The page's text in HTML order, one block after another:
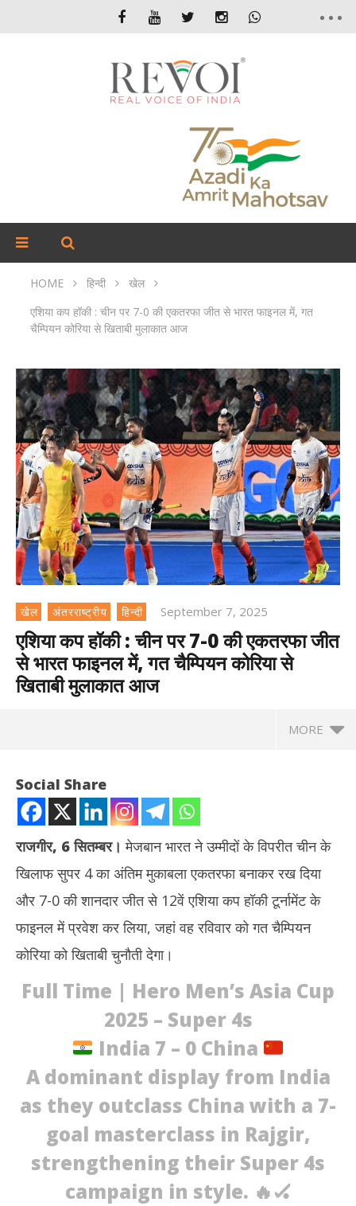
HOME हिन्दी
खेल
एशिया कप हॉकी : चीन पर 7-0 की एकतरफा जीत से भारत फाइनल में, गत
चैम्पियन कोरिया से खिताबी मुलाकात आज
खेल अंतरराष्ट्रीय हिन्दी September 7, 2025
एशिया कप हॉकी : चीन पर 7-0 की एकतरफा जीत
से भारत फाइनल में, गत चैम्पियन कोरिया से
खिताबी मुलाकात आज
MORE
एशिया कप हॉकी : चीन पर 7-0 की एकतरफा जीत से भारत फाइनल में, गत
चैम्पियन कोरिया से खिताबी मुलाकात आज
September
7, 2025
Social Share
राजगीर, 6 सितम्बर। मेजबान भारत ने उम्मीदों के विपरीत चीन के
खिलाफ सुपर 4 का अंतिम मुकाबला एकतरफा बनाकर रख दिया
और 7-0 की शानदार जीत से 12वें एशिया कप हॉकी टूर्नामेंट के
फाइनल में प्रवेश कर लिया, जहां वह रविवार को गत चैम्पियन
कोरिया को खिताबी चुनौती देगा।
Full Time | Hero Men’s Asia Cup
2025 – Super 4s
India 7 – 0 China
A dominant display from India
as they outclass China with a 7-
goal masterclass in Rajgir,
strengthening their Super 4s
campaign in style. 🔥🏑